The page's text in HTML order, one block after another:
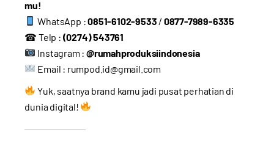
mu!
WhatsApp :0851-6102-9533 / 0877-7989-6335
☎ Telp : (0274) 543761
Instagram : @rumahproduksiindonesia
Email : rumpod.id@gmail.com
Yuk, saatnya brand kamu jadi pusat perhatian di
dunia digital!